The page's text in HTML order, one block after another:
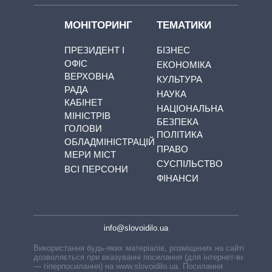
МОНІТОРИНГ
ПРЕЗИДЕНТ І
ОФІС
ВЕРХОВНА
РАДА
КАБІНЕТ
МІНІСТРІВ
ГОЛОВИ
ОБЛАДМІНІСТРАЦІЙ
МЕРИ МІСТ
ВСІ ПЕРСОНИ
ТЕМАТИКИ
БІЗНЕС
ЕКОНОМІКА
КУЛЬТУРА
НАУКА
НАЦІОНАЛЬНА
БЕЗПЕКА
ПОЛІТИКА
ПРАВО
СУСПІЛЬСТВО
ФІНАНСИ
info@slovoidilo.ua
Використання будь-яких матеріалів, розміщених на сайті,
дозволяється при вказуванні посилання (для інтернет-видань
— гіперпосилання) на www.slovoidilo.ua. Посилання